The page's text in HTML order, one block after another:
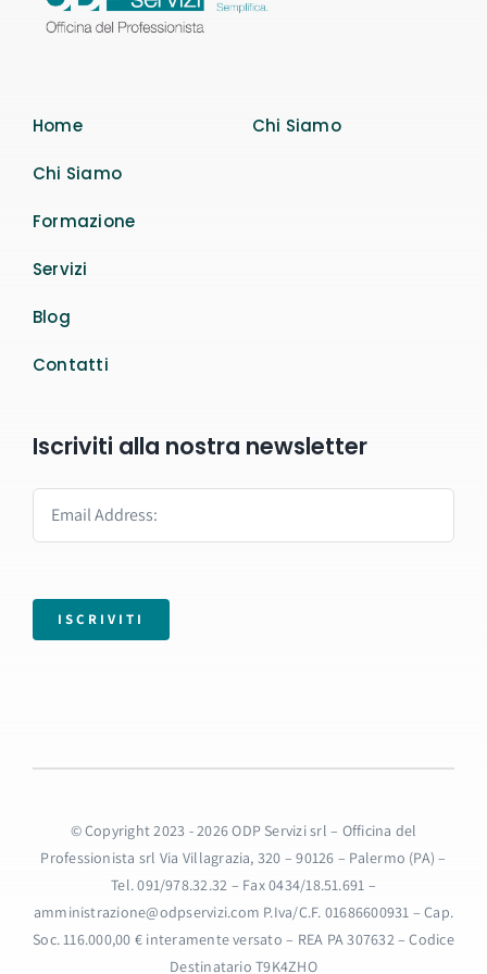
Home
Chi Siamo
Formazione
Servizi
Blog
Contatti
Chi Siamo
Iscriviti alla nostra newsletter
ISCRIVITI
© Copyright 2023 - 2026 ODP Servizi srl – Officina del
Professionista srl Via Villagrazia, 320 – 90126 – Palermo (PA) –
Tel. 091/978.32.32 – Fax 0434/18.51.691 –
amministrazione@odpservizi.com P.Iva/C.F. 01686600931 – Cap.
Soc. 116.000,00 € interamente versato – REA PA 307632 – Codice
Destinatario T9K4ZHO